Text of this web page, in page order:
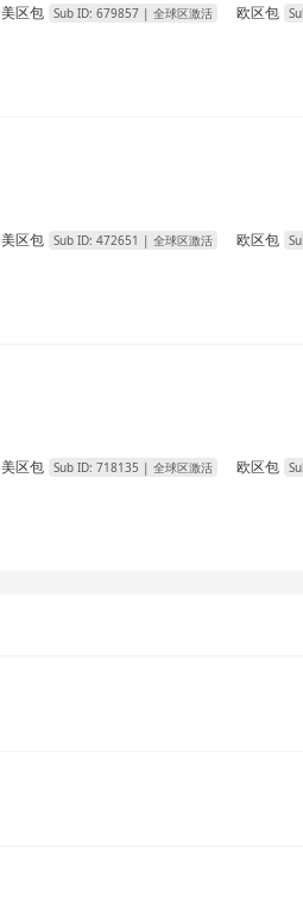
美区包 Sub ID: 679857| 全球区激活 欧区包
美区包 Sub ID: 472651 | 全球区激活 欧区包
美区包 Sub ID: 718135 | 全球区激活 欧区包